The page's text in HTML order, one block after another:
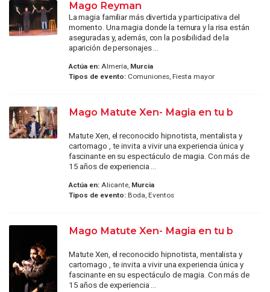
Mago Reyman
La magia familiar más divertida y participativa del
momento. Una magia donde la ternura y la risa están
aseguradas y, además, con la posibilidad de la
aparición de personajes ...
Actúa en:Almería, Murcia
Tipos de evento:Comuniones, Fiesta mayor
Mago Matute Xen- Magia en tu b
Matute Xen, el reconocido hipnotista, mentalista y
cartomago , te invita a vivir una experiencia única y
fascinante en su espectáculo de magia. Con más de
15 años de experiencia ...
Actúa en:Alicante, Murcia
Tipos de evento:Boda, Eventos
Mago Matute Xen- Magia en tu b
Matute Xen, el reconocido hipnotista, mentalista y
cartomago , te invita a vivir una experiencia única y
fascinante en su espectáculo de magia. Con más de
15 años de experiencia ...